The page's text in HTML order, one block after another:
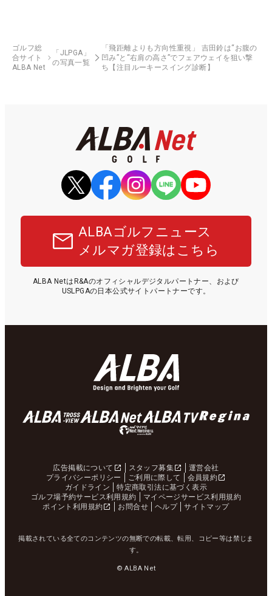
ゴルフ総
合サイト
ALBA Net
「JLPGA」
の写真一覧
「飛距離よりも方向性重視」 吉田鈴は“お腹の
凹み”と“右肩の高さ”でフェアウェイを狙い撃
ち【注目ルーキースイング診断】
ALBAゴルフニュース
メルマガ登録はこちら
ALBA NetはR&Aのオフィシャルデジタルパートナー、および
USLPGAの日本公式サイトパートナーです。
広告掲載について スタッフ募集
運営会社
プライバシーポリシー
ご利用に際して
会員規約
ガイドライン
特定商取引法に基づく表示
ゴルフ場予約サービス利用規約
マイページサービス利用規約
ポイント利用規約
お問合せ ヘルプ サイトマップ
掲載されている全てのコンテンツの無断での転載、転用、コピー等は禁じま
す。
© ALBA Net